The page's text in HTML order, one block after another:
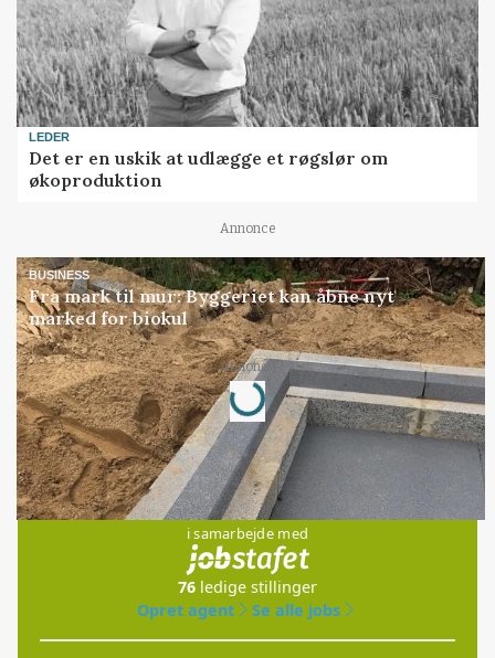
LEDER
Det er en uskik at udlægge et røgslør om
økoproduktion
Annonce
BUSINESS
Fra mark til mur: Byggeriet kan åbne nyt
marked for biokul
Annonce
Loading...
Jobs
i samarbejde med
76 ledige stillinger
Opret agent
Se alle jobs